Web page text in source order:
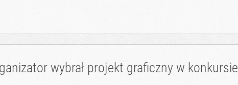
wybrał projekt graficzny w konkursie